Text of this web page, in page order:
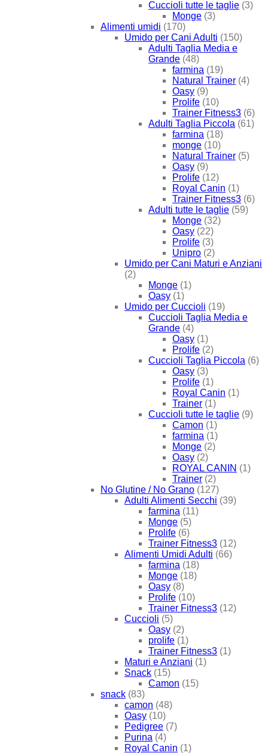
Cuccioli tutte le taglie (3)
Monge (3)
Alimenti umidi (170)
Umido per Cani Adulti (150)
Adulti Taglia Media e
Grande (48)
farmina (19)
Natural Trainer (4)
Oasy (9)
Prolife (10)
Trainer Fitness3 (6)
Adulti Taglia Piccola (61)
farmina (18)
monge (10)
Natural Trainer (5)
Oasy (9)
Prolife (12)
Royal Canin (1)
Trainer Fitness3 (6)
Adulti tutte le taglie (59)
Monge (32)
Oasy (22)
Prolife (3)
Unipro (2)
Umido per Cani Maturi e Anziani
(2)
Monge (1)
Oasy (1)
Umido per Cuccioli (19)
Cuccioli Taglia Media e
Grande (4)
Oasy (1)
Prolife (2)
Cuccioli Taglia Piccola (6)
Oasy (3)
Prolife (1)
Royal Canin (1)
Trainer (1)
Cuccioli tutte le taglie (9)
Camon (1)
farmina (1)
Monge (2)
Oasy (2)
ROYAL CANIN (1)
Trainer (2)
No Glutine / No Grano (127)
Adulti Alimenti Secchi (39)
farmina (11)
Monge (5)
Prolife (6)
Trainer Fitness3 (12)
Alimenti Umidi Adulti (66)
farmina (18)
Monge (18)
Oasy (8)
Prolife (10)
Trainer Fitness3 (12)
Cuccioli (5)
Oasy (2)
prolife (1)
Trainer Fitness3 (1)
Maturi e Anziani (1)
Snack (15)
Camon (15)
snack (83)
camon (48)
Oasy (10)
Pedigree (7)
Purina (4)
Royal Canin (1)